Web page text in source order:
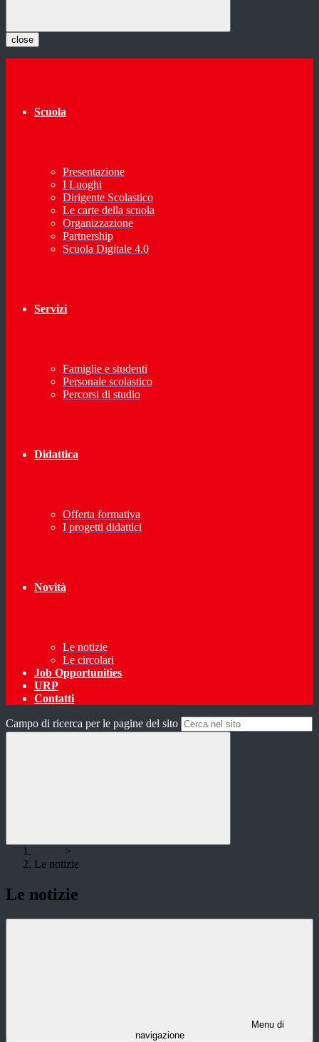
close
Scuola
Presentazione
I Luoghi
Dirigente Scolastico
Le carte della scuola
Organizzazione
Partnership
Scuola Digitale 4.0
Servizi
Famiglie e studenti
Personale scolastico
Percorsi di studio
Didattica
Offerta formativa
I progetti didattici
Novità
Le notizie
Le circolari
Job Opportunities
URP
Contatti
Campo di ricerca per le pagine del sito
>
Le notizie
Le notizie
Menu di
navigazione